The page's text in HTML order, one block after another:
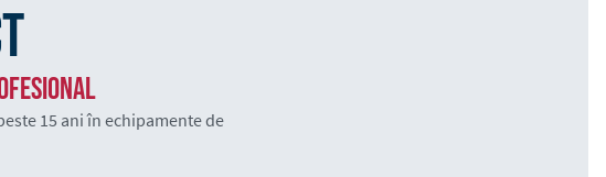
15 ani în echipamente de